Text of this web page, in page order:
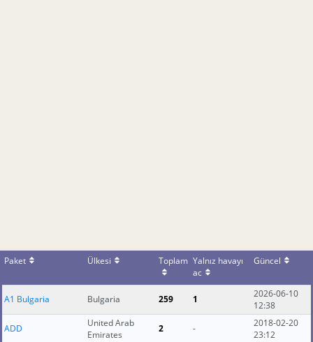
Paket Ülkesi Toplam Yalnız havayı
ac
Güncel
A1 Bulgaria Bulgaria 259 1
2026-06-10
12:38
ADD
United Arab
Emirates
2 -
2018-02-20
23:12